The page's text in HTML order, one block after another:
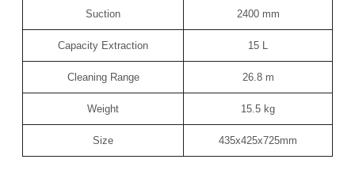
Suction 2400 mm
Capacity Extraction 15 L
Cleaning Range 26.8 m
Weight 15.5 kg
Size 435x425x725mm